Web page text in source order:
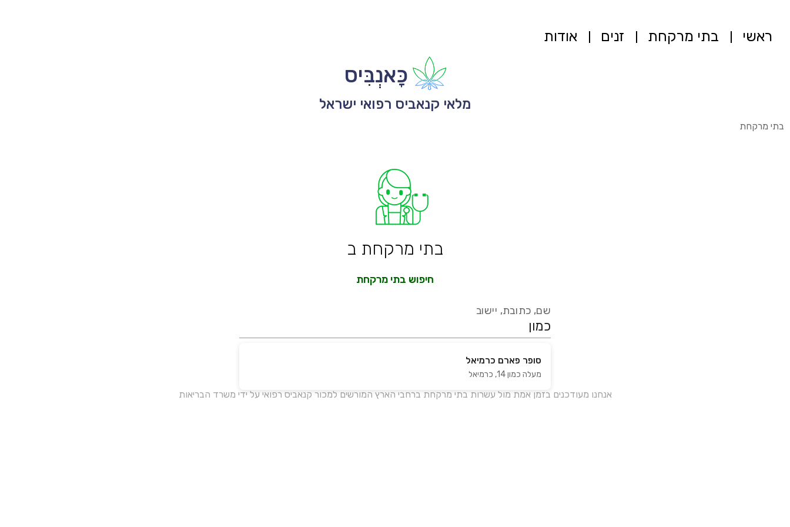
ראשי בתי מרקחת זנים אודות
כָּאנְבִּיס
מלאי קנאביס רפואי ישראל
בתי מרקחת
בתי מרקחת ב
חיפוש בתי מרקחת
שם, כתובת, יישוב
אנחנו מעודכנים בזמן אמת מול עשרות בתי מרקחת ברחבי הארץ המורשים למכור קנאביס רפואי על ידי משרד הבריאות
סופר פארם כרמיאל
מעלה כמון 14 , כרמיאל